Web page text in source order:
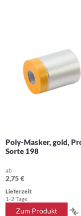
Poly-Masker, gold,
Sorte 198
ab
2,75 €
Lieferzeit
1-2 Tage
Zum Produkt